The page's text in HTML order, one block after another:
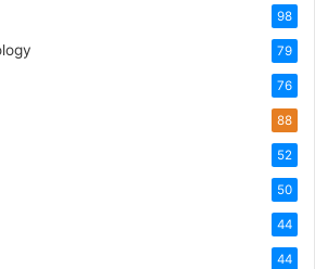
98
79
76
88
52
50
44
44